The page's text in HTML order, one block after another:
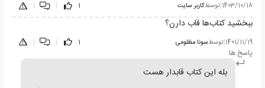
1403/10/18
|توسطکاربر سایت 1
|
|
ببخشید کتاب‌ها قاب دارن؟
1401/11/19
|توسطسونا مظلومی 1
|
|
پاسخ ها
بله این کتاب قابدار هست